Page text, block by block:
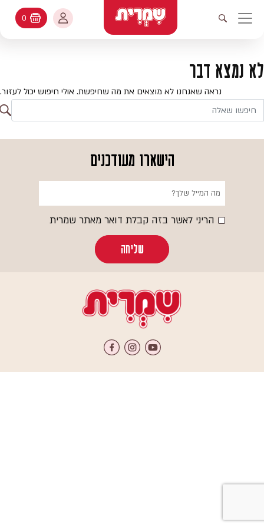
ניווט ראשי
פתיחת חיפוש
עולמות האפיה
מתכונים
קטלוג המוצרים
שאלות ותשובות
החשבון שלי
החשבון שלי
היסטורית הזמנות
עדכן סיסמה
עגלת קניות
0
לא נמצא דבר
נראה שאנחנו לא מוצאים את מה שחיפשת. אולי חיפוש יכול לעזור.
הישארו מעודכנים
הריני לאשר בזה קבלת דואר מאתר שמרית
שליחה